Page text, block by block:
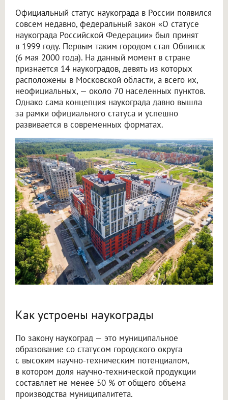
Официальный статус наукограда в России появился
совсем недавно, федеральный закон «О статусе
наукограда Российской Федерации» был принят
в 1999 году. Первым таким городом стал Обнинск
(6 мая 2000 года). На данный момент в стране
признается 14 наукоградов, девять из которых
расположены в Московской области, а всего их,
неофициальных, — около 70 населенных пунктов.
Однако сама концепция наукограда давно вышла
за рамки официального статуса и успешно
развивается в современных форматах.
Как устроены наукограды
По закону наукоград — это муниципальное
образование со статусом городского округа
с высоким научно-техническим потенциалом,
в котором доля научно-технической продукции
составляет не менее 50 % от общего объема
производства муниципалитета.